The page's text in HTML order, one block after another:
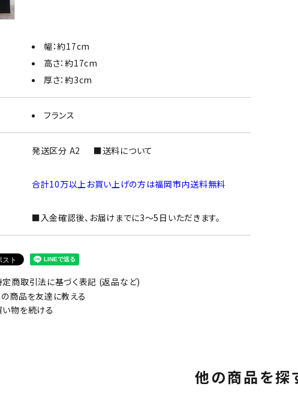
幅：約17cm
高さ：約17cm
厚さ：約3cm
フランス
発送区分 A2 ■送料について
合計10万以上お買い上げの方は福岡市内送料無料
■入金確認後、お届けまでに3～5日いただきます。
定商取引法に基づく表記 (返品など)
の商品を友達に教える
い物を続ける
他の商品を探